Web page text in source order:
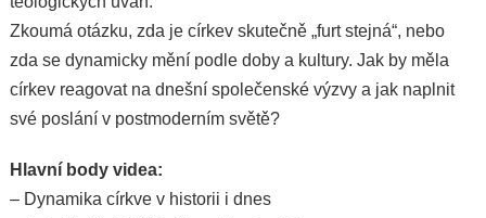
Zkoumá otázku, zda je církev skutečně „furt stejná“, nebo
zda se dynamicky mění podle doby a kultury. Jak by měla
církev reagovat na dnešní společenské výzvy a jak naplnit
své poslání v postmoderním světě?
Hlavní body videa:
– Dynamika církve v historii i dnes